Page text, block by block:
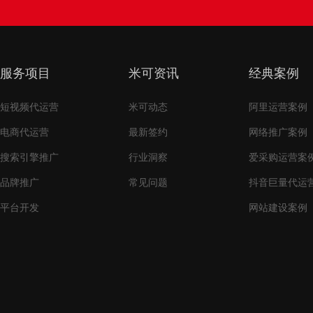
服务项目
短视频代运营
电商代运营
搜索引擎推广
品牌推广
平台开发
米可资讯
米可动态
最新签约
行业洞察
常见问题
经典案例
阿里运营案例
网络推广案例
爱采购运营案
抖音巨量代运
网站建设案例